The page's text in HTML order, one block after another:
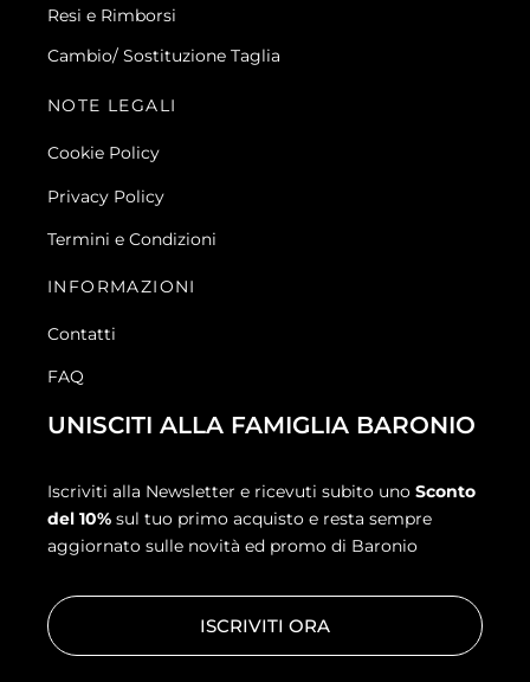
Resi e Rimborsi
Cambio/ Sostituzione Taglia
NOTE LEGALI
Cookie Policy
Privacy Policy
Termini e Condizioni
INFORMAZIONI
Contatti
FAQ
UNISCITI ALLA FAMIGLIA BARONIO
Iscriviti alla Newsletter e ricevuti subito uno Sconto
del 10% sul tuo primo acquisto e resta sempre
aggiornato sulle novità ed promo di Baronio
ISCRIVITI ORA